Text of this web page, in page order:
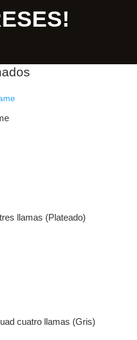
llamas (Plateado)
cuatro llamas (Gris)